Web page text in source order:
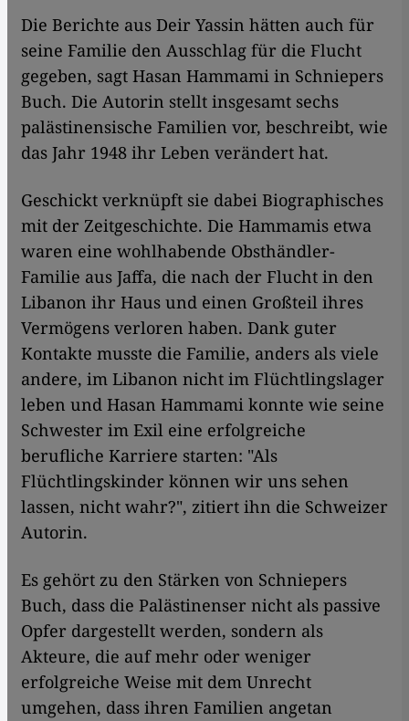
​​Die Berichte aus Deir Yassin hätten auch für
seine Familie den Ausschlag für die Flucht
gegeben, sagt Hasan Hammami in Schniepers
Buch. Die Autorin stellt insgesamt sechs
palästinensische Familien vor, beschreibt, wie
das Jahr 1948 ihr Leben verändert hat.
Geschickt verknüpft sie dabei Biographisches
mit der Zeitgeschichte. Die Hammamis etwa
waren eine wohlhabende Obsthändler-
Familie aus Jaffa, die nach der Flucht in den
Libanon ihr Haus und einen Großteil ihres
Vermögens verloren haben. Dank guter
Kontakte musste die Familie, anders als viele
andere, im Libanon nicht im Flüchtlingslager
leben und Hasan Hammami konnte wie seine
Schwester im Exil eine erfolgreiche
berufliche Karriere starten: "Als
Flüchtlingskinder können wir uns sehen
lassen, nicht wahr?", zitiert ihn die Schweizer
Autorin.
Es gehört zu den Stärken von Schniepers
Buch, dass die Palästinenser nicht als passive
Opfer dargestellt werden, sondern als
Akteure, die auf mehr oder weniger
erfolgreiche Weise mit dem Unrecht
umgehen, dass ihren Familien angetan